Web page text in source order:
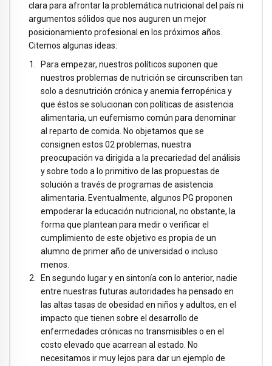
clara para afrontar la problemática nutricional del país ni
argumentos sólidos que nos auguren un mejor
posicionamiento profesional en los próximos años.
Citemos algunas ideas:
Para empezar, nuestros políticos suponen que
nuestros problemas de nutrición se circunscriben tan
solo a desnutrición crónica y anemia ferropénica y
que éstos se solucionan con políticas de asistencia
alimentaria, un eufemismo común para denominar
al reparto de comida. No objetamos que se
consignen estos 02 problemas, nuestra
preocupación va dirigida a la precariedad del análisis
y sobre todo a lo primitivo de las propuestas de
solución a través de programas de asistencia
alimentaria. Eventualmente, algunos PG proponen
empoderar la educación nutricional, no obstante, la
forma que plantean para medir o verificar el
cumplimiento de este objetivo es propia de un
alumno de primer año de universidad o incluso
menos.
En segundo lugar y en sintonía con lo anterior, nadie
entre nuestras futuras autoridades ha pensado en
las altas tasas de obesidad en niños y adultos, en el
impacto que tienen sobre el desarrollo de
enfermedades crónicas no transmisibles o en el
costo elevado que acarrean al estado. No
necesitamos ir muy lejos para dar un ejemplo de